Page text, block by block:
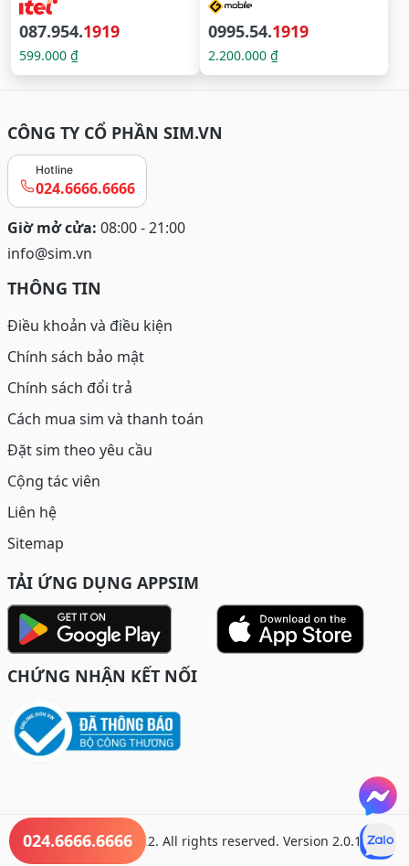
087.954.1919
599.000 ₫
0995.54.1919
2.200.000 ₫
CÔNG TY CỔ PHẦN SIM.VN
Hotline
024.6666.6666
Giờ mở cửa: 08:00 - 21:00
info@sim.vn
THÔNG TIN
Điều khoản và điều kiện
Chính sách bảo mật
Chính sách đổi trả
Cách mua sim và thanh toán
Đặt sim theo yêu cầu
Cộng tác viên
Liên hệ
Sitemap
TẢI ỨNG DỤNG APPSIM
CHỨNG NHẬN KẾT NỐI
© Copyright 2022. All rights reserved. Version 2.0.1
024.6666.6666